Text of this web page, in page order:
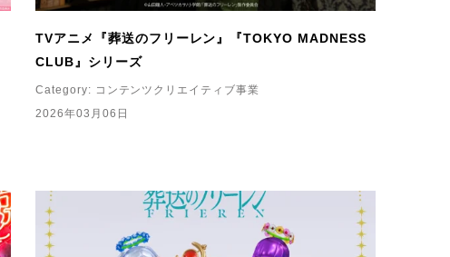
TVアニメ『葬送のフリーレン』『TOKYO MADNESS
CLUB』シリーズ
Category: コンテンツクリエイティブ事業
2026年03月06日